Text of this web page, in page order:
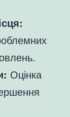
Оцінка